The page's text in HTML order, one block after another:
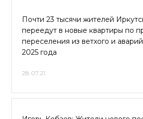
Почти 23 тысячи жителей
переедут в новые квартиры по
переселения из ветхого и
2025 года
28.07.21